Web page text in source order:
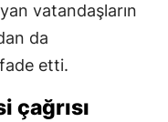
vatandaşların
da
etti.
çağrısı